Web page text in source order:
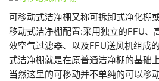
可移动式洁净棚又称可拆卸式净化棚
移动式洁净棚配置:采用独立的FFU、
效空气过滤器、以及FFU送风机组成
式洁净棚就是在原普通洁净棚的基础
当然这里的可移动并不单纯的可以移